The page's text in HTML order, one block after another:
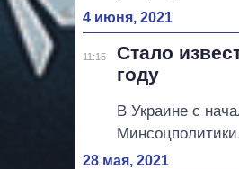
4 июня, 2021
11:15
Стало
году
В Украине с
28 мая, 2021